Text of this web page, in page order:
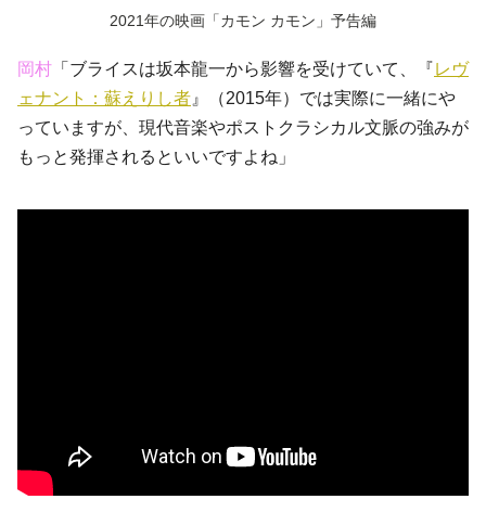
2021年の映画「カモン カモン」予告編
岡村 「ブライスは坂本龍一から影響を受けていて、『レヴ
ェナント：蘇えりし者 』（2015年）では実際に一緒にや
っていますが、現代音楽やポストクラシカル文脈の強みが
もっと発揮されるといいですよね」